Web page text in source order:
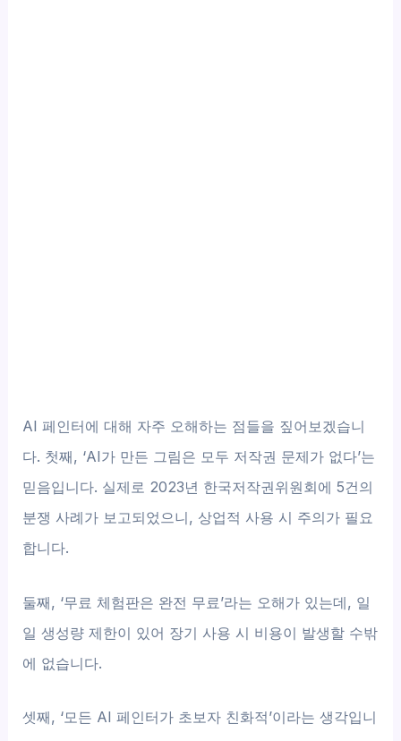
AI 페인터에 대해 자주 오해하는 점들을 짚어보겠습니
다. 첫째, ‘AI가 만든 그림은 모두 저작권 문제가 없다’는
믿음입니다. 실제로 2023년 한국저작권위원회에 5건의
분쟁 사례가 보고되었으니, 상업적 사용 시 주의가 필요
합니다.
둘째, ‘무료 체험판은 완전 무료’라는 오해가 있는데, 일
일 생성량 제한이 있어 장기 사용 시 비용이 발생할 수밖
에 없습니다.
셋째, ‘모든 AI 페인터가 초보자 친화적’이라는 생각입니